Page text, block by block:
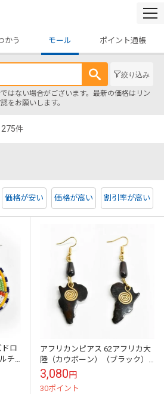
かう モール ポイント通帳
絞り込み
はない場合がございます。最新の価格はリン
をお願いします。
275件
価格が安い 価格が高い 割引率が高い
ロ
チ
アフリカンピアス 62アフリカ大
陸（カウボーン）（ブラック）
現地職人の手しごと
3,080円
30ポイント